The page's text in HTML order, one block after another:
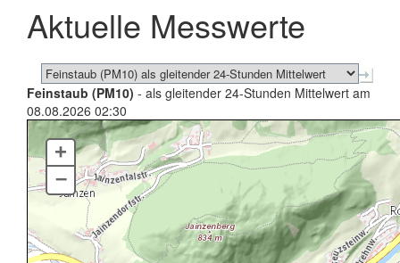
schließen
Aktuelle Messwerte
Feinstaub (PM10) - als gleitender 24-Stunden Mittelwert am
08.08.2026 02:30
+
–